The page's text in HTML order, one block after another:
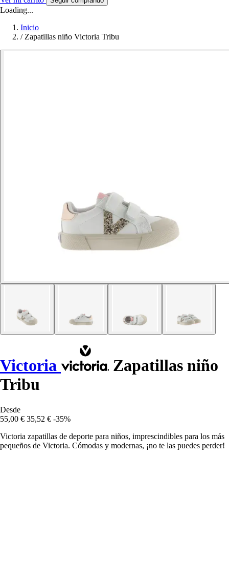
Loading...
Inicio
/ Zapatillas niño Victoria Tribu
Victoria
Zapatillas niño
Tribu
Desde
55,00 € 35,52 € -35%
Victoria zapatillas de deporte para niños, imprescindibles para los más
pequeños de Victoria. Cómodas y modernas, ¡no te las puedes perder!